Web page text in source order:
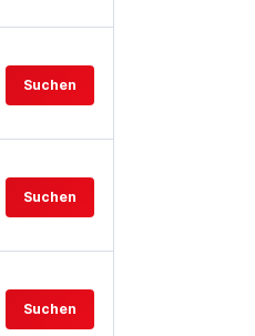
Suchen
Suchen
Suchen